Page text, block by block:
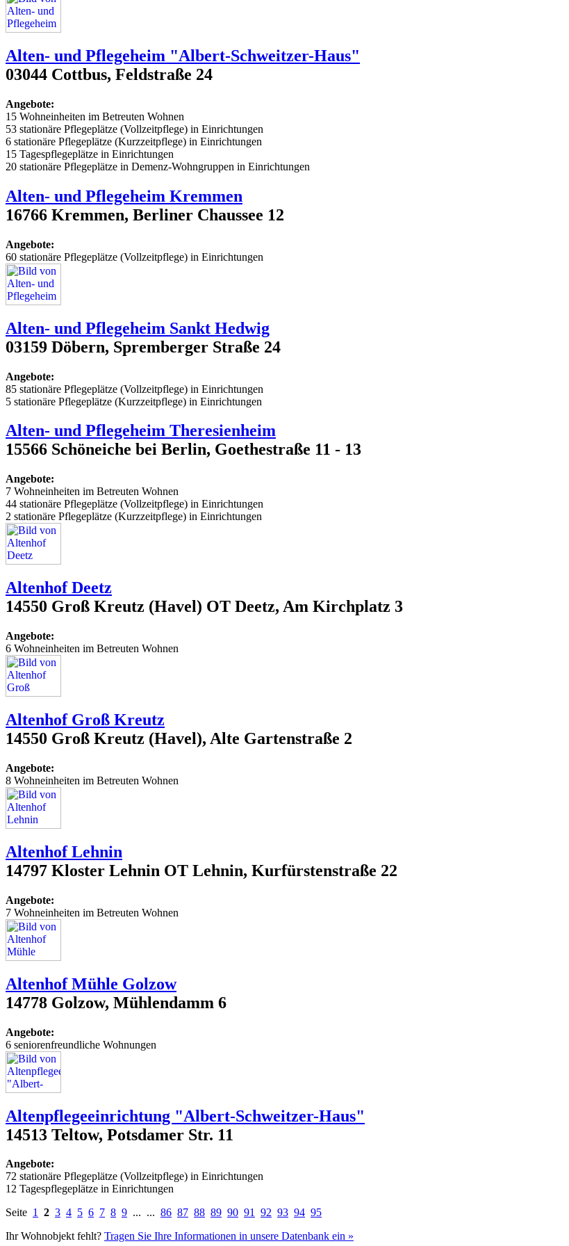
Alten- und Pflegeheim "Albert-Schweitzer-Haus"
03044 Cottbus, Feldstraße 24
Angebote:
15 Wohneinheiten im Betreuten Wohnen
53 stationäre Pflegeplätze (Vollzeitpflege) in Einrichtungen
6 stationäre Pflegeplätze (Kurzzeitpflege) in Einrichtungen
15 Tagespflegeplätze in Einrichtungen
20 stationäre Pflegeplätze in Demenz-Wohngruppen in Einrichtungen
Alten- und Pflegeheim Kremmen
16766 Kremmen, Berliner Chaussee 12
Angebote:
60 stationäre Pflegeplätze (Vollzeitpflege) in Einrichtungen
Alten- und Pflegeheim Sankt Hedwig
03159 Döbern, Spremberger Straße 24
Angebote:
85 stationäre Pflegeplätze (Vollzeitpflege) in Einrichtungen
5 stationäre Pflegeplätze (Kurzzeitpflege) in Einrichtungen
Alten- und Pflegeheim Theresienheim
15566 Schöneiche bei Berlin, Goethestraße 11 - 13
Angebote:
7 Wohneinheiten im Betreuten Wohnen
44 stationäre Pflegeplätze (Vollzeitpflege) in Einrichtungen
2 stationäre Pflegeplätze (Kurzzeitpflege) in Einrichtungen
Altenhof Deetz
14550 Groß Kreutz (Havel) OT Deetz, Am Kirchplatz 3
Angebote:
6 Wohneinheiten im Betreuten Wohnen
Altenhof Groß Kreutz
14550 Groß Kreutz (Havel), Alte Gartenstraße 2
Angebote:
8 Wohneinheiten im Betreuten Wohnen
Altenhof Lehnin
14797 Kloster Lehnin OT Lehnin, Kurfürstenstraße 22
Angebote:
7 Wohneinheiten im Betreuten Wohnen
Altenhof Mühle Golzow
14778 Golzow, Mühlendamm 6
Angebote:
6 seniorenfreundliche Wohnungen
Altenpflegeeinrichtung "Albert-Schweitzer-Haus"
14513 Teltow, Potsdamer Str. 11
Angebote:
72 stationäre Pflegeplätze (Vollzeitpflege) in Einrichtungen
12 Tagespflegeplätze in Einrichtungen
Seite 1 2 3 4 5 6 7 8 9 ... ... 86 87 88 89 90 91 92 93 94 95
Ihr Wohnobjekt fehlt? Tragen Sie Ihre Informationen in unsere Datenbank ein »